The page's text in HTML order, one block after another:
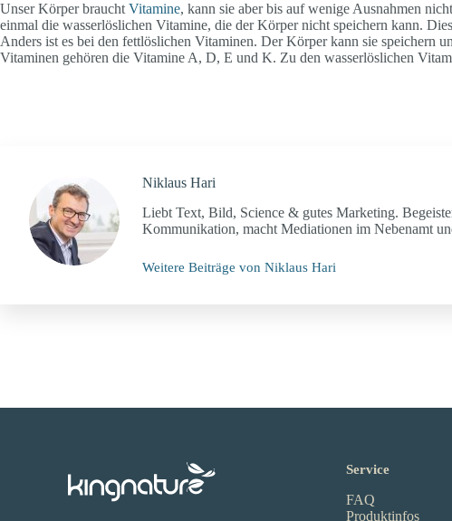
Unser Körper braucht Vitamine, kann sie aber bis auf wenige Ausnahmen
einmal die wasserlöslichen Vitamine, die der Körper nicht speichern kann.
Anders ist es bei den fettlöslichen Vitaminen. Der Körper kann sie speichern
Vitaminen gehören die Vitamine A, D, E und K. Zu den wasserlöslichen
Niklaus Hari
Liebt Text, Bild, Science & gutes Marketing.
Kommunikation, macht Mediationen im Nebenamt
Weitere Beiträge von Niklaus Hari
Service
FAQ
Produktinfos